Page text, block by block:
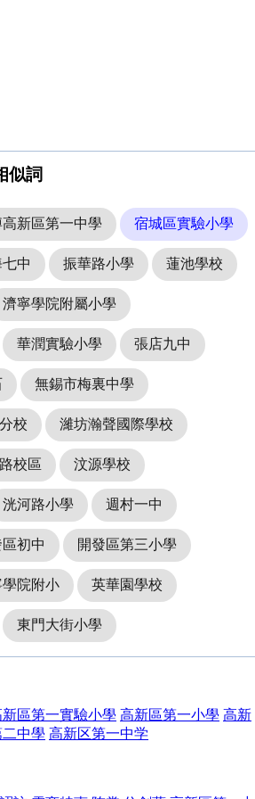
似詞
新區第一中學 宿城區實驗小學
中 振華路小學 蓮池學校
濟寧學院附屬小學
華潤實驗小學 張店九中
無錫市梅裏中學
校 濰坊瀚聲國際學校
校區 汶源學校
洸河路小學 週村一中
區初中 開發區第三小學
院附小 英華園學校
東門大街小學
新區第一實驗小學 高新區第一小學 高新
中學 高新区第一中学